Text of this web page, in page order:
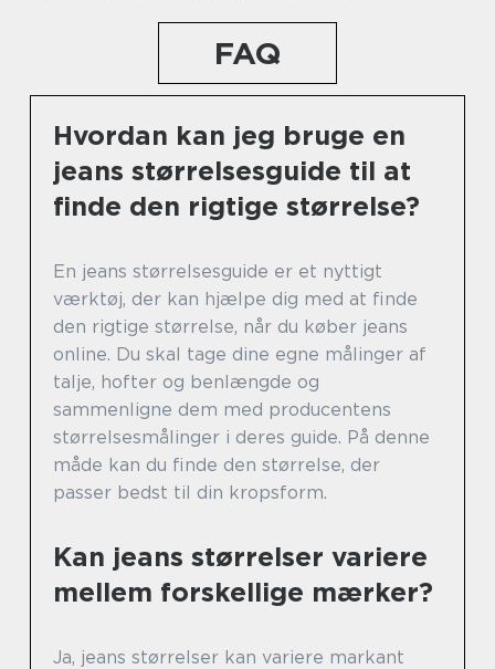
FAQ
Hvordan kan jeg bruge en
jeans størrelsesguide til at
finde den rigtige størrelse?
En jeans størrelsesguide er et nyttigt
værktøj, der kan hjælpe dig med at finde
den rigtige størrelse, når du køber jeans
online. Du skal tage dine egne målinger af
talje, hofter og benlængde og
sammenligne dem med producentens
størrelsesmålinger i deres guide. På denne
måde kan du finde den størrelse, der
passer bedst til din kropsform.
Kan jeans størrelser variere
mellem forskellige mærker?
Ja, jeans størrelser kan variere markant